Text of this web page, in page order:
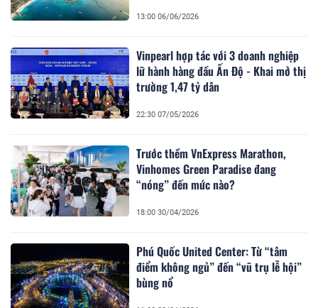
13:00 06/06/2026
Vinpearl hợp tác với 3 doanh nghiệp
lữ hành hàng đầu Ấn Độ - Khai mở thị
trường 1,47 tỷ dân
22:30 07/05/2026
Trước thềm VnExpress Marathon,
Vinhomes Green Paradise đang
“nóng” đến mức nào?
18:00 30/04/2026
Phú Quốc United Center: Từ “tâm
điểm không ngủ” đến “vũ trụ lễ hội”
bùng nổ